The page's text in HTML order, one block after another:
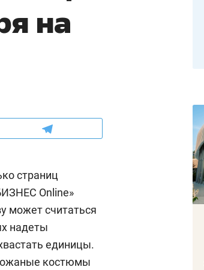
на
страниц
Online»
может считаться
надеты
единицы.
костюмы
клиентах и чудных запросах мастеров
«Прорывы случались каждые
30 метров»: как «Водоканал»
лечит подземные артерии